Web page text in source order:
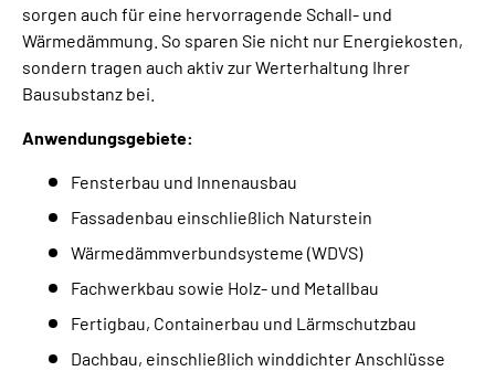
sorgen auch für eine hervorragende Schall- und
Wärmedämmung. So sparen Sie nicht nur Energiekosten,
sondern tragen auch aktiv zur Werterhaltung Ihrer
Bausubstanz bei.
Anwendungsgebiete:
Fensterbau und Innenausbau
Fassadenbau einschließlich Naturstein
Wärmedämmverbundsysteme (WDVS)
Fachwerkbau sowie Holz- und Metallbau
Fertigbau, Containerbau und Lärmschutzbau
Dachbau, einschließlich winddichter Anschlüsse